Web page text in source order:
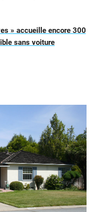
» accueille encore 300
sans voiture